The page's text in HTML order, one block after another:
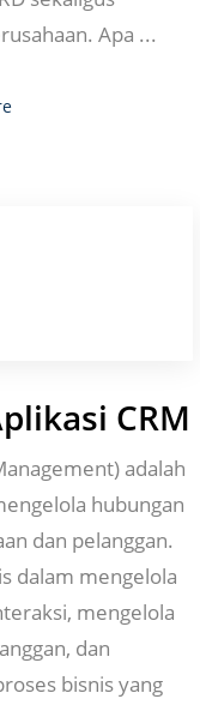
Apa ...
CRM
adalah
hubungan
dan pelanggan.
dalam mengelola
mengelola
dan
bisnis yang